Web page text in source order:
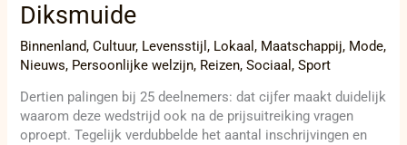
Diksmuide
Binnenland,Cultuur, Levensstijl , Lokaal , Maatschappij, Mode,
Nieuws, Persoonlijke welzijn, Reizen,Sociaal ,Sport
Dertien palingen bij 25 deelnemers: dat cijfer maakt duidelijk
waarom deze wedstrijd ook na de prijsuitreiking vragen
oproept. Tegelijk verdubbelde het aantal inschrijvingen en